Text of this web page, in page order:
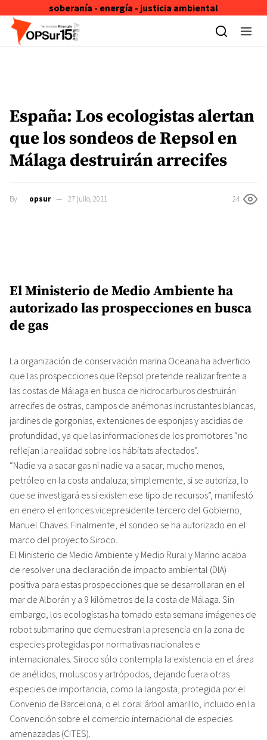
soberanía - energía - justicia ambiental
Skip to content
España: Los ecologistas alertan
que los sondeos de Repsol en
Málaga destruirán arrecifes
By opsur 27 julio, 2011 24
El Ministerio de Medio Ambiente ha
autorizado las prospecciones en busca
de gas
La organización de conservación marina Oceana ha advertido
que las prospecciones que Repsol pretende realizar frente a
las costas de Málaga en busca de hidrocarburos destruirán
arrecifes de ostras, campos de anémonas incrustantes blancas,
jardines de gorgonias, extensiones de esponjas y ascidias de
profundidad, ya que las informaciones de los promotores “no
reflejan la realidad sobre los hábitats afectados”.
“Nadie va a sacar gas ni nadie va a sacar, mucho menos,
petróleo en la costa andaluza; simplemente, si se autoriza, lo
que se investigará es si existen ese tipo de recursos”, manifestó
en enero el entonces vicepresidente tercero del Gobierno,
Manuel Chaves. Finalmente, el sondeo se ha autorizado en el
marco del proyecto Siroco.
El Ministerio de Medio Ambiente y Medio Rural y Marino acaba
de resolver una declaración de impacto ambiental (DIA)
positiva para estas prospecciones que se desarrollaran en el
mar de Alborán y a 9 kilómetros de la costa de Málaga. Sin
embargo, los ecologistas ha tomado esta semana imágenes de
robot submarino que demuestran la presencia en la zona de
especies protegidas por normativas nacionales e
internacionales. Siroco sólo contempla la existencia en el área
de anélidos, moluscos y artrópodos, dejando fuera otras
especies de importancia, como la langosta, protegida por el
Convenio de Barcelona, o el coral árbol amarillo, incluido en la
Convención sobre el comercio internacional de especies
amenazadas (CITES).